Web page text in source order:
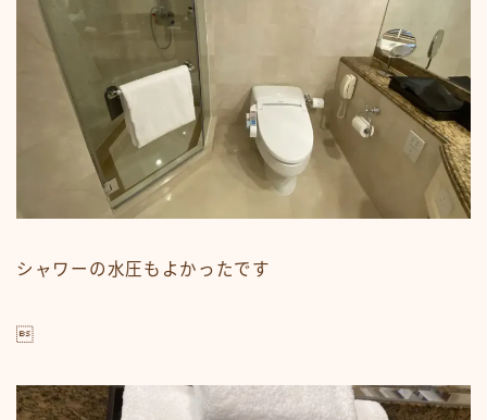
シャワーの水圧もよかったです
